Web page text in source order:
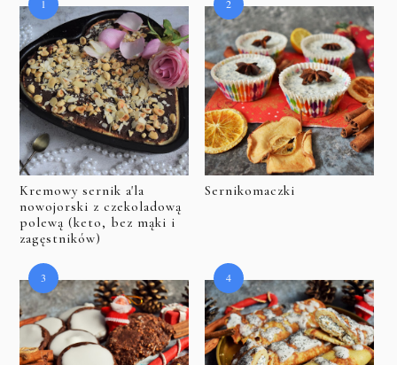
Kremowy sernik a'la
nowojorski z czekoladową
polewą (keto, bez mąki i
zagęstników)
Sernikomaczki